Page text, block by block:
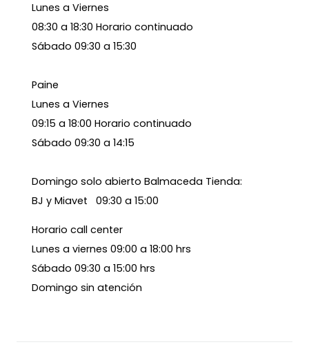
Lunes a Viernes
08:30 a 18:30 Horario continuado
Sábado 09:30 a 15:30
Paine
Lunes a Viernes
09:15 a 18:00 Horario continuado
Sábado 09:30 a 14:15
Domingo solo abierto Balmaceda Tienda:
BJ y Miavet 09:30 a 15:00
Horario call center
Lunes a viernes 09:00 a 18:00 hrs
Sábado 09:30 a 15:00 hrs
Domingo sin atención